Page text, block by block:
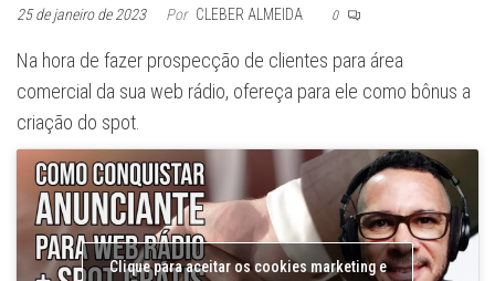
25 de janeiro de 2023 Por CLEBER ALMEIDA 0
Na hora de fazer prospecção de clientes para área
comercial da sua web rádio, ofereça para ele como bônus a
criação do spot.
Clique para aceitar os cookies marketing e